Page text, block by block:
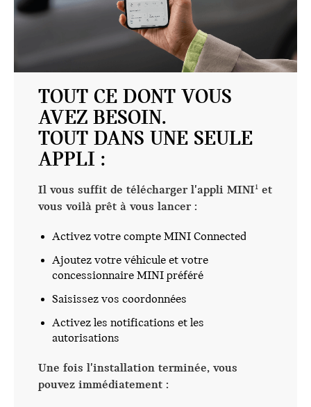
TOUT CE DONT VOUS
AVEZ BESOIN.
TOUT DANS UNE SEULE
APPLI :
Il vous suffit de télécharger l'appli MINI 1
et
vous voilà prêt à vous lancer :
Activez votre compte MINI Connected
Ajoutez votre véhicule et votre
concessionnaire MINI préféré
Saisissez vos coordonnées
Activez les notifications et les
autorisations
Une fois l'installation terminée, vous
pouvez immédiatement :